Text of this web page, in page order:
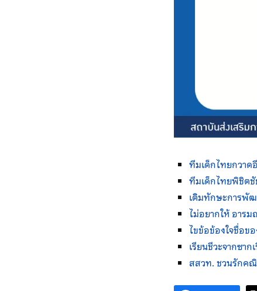
ทีมเด็กไทยกวาด
ทีมเด็กไทยพิชิต
เติมทักษะการพัฒ
ไม่อยากให้ อาร
ไขข้อข้องใจชื่อข
เรียนชีวะจากซาก
สสวท. ชวนรักคณิ